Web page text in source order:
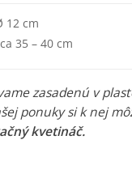
12 cm
35 – 40 cm
zasadenú v
ponuky si k nej
kvetináč.